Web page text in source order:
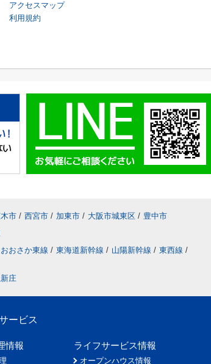
アクセスマップ
利用規約
市 / 西宮市 / 加東市 / 大阪市城東区 / 豊中市
おおさか東線 / 東海道新幹線 / 山陽新幹線 / 東西線 /
庄
ービス
情報 ライフサービス情報
オープンハウス情報